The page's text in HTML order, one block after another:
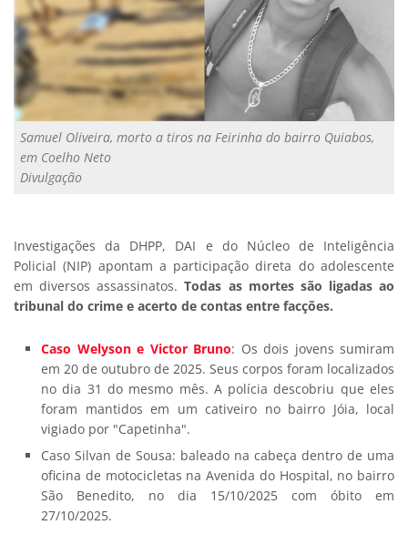
Samuel Oliveira, morto a tiros na Feirinha do bairro Quiabos,
em Coelho Neto
Divulgação
Investigações da DHPP, DAI e do Núcleo de Inteligência
Policial (NIP) apontam a participação direta do adolescente
em diversos assassinatos.Todas as mortes são ligadas ao
tribunal do crime e acerto de contas entre facções.
Caso Welyson e Victor Bruno: Os dois jovens sumiram
em 20 de outubro de 2025. Seus corpos foram localizados
no dia 31 do mesmo mês. A polícia descobriu que eles
foram mantidos em um cativeiro no bairro Jóia, local
vigiado por "Capetinha".
Caso Silvan de Sousa: baleado na cabeça dentro de uma
oficina de motocicletas na Avenida do Hospital, no bairro
São Benedito, no dia 15/10/2025 com óbito em
27/10/2025.